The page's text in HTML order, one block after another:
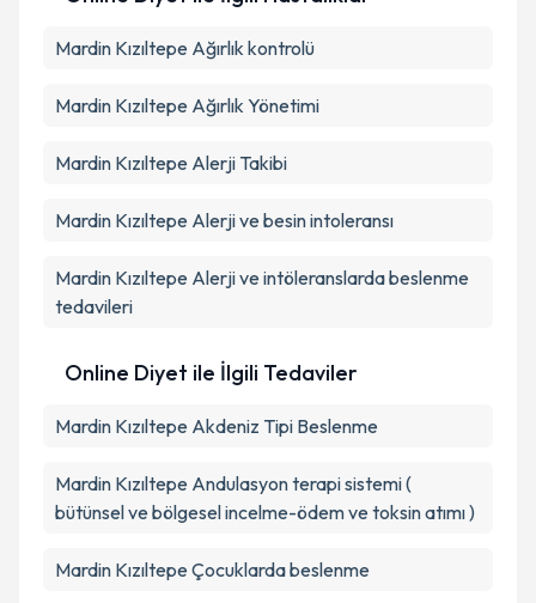
Mardin Kızıltepe Ağırlık kontrolü
Mardin Kızıltepe Ağırlık Yönetimi
Mardin Kızıltepe Alerji Takibi
Mardin Kızıltepe Alerji ve besin intoleransı
Mardin Kızıltepe Alerji ve intöleranslarda beslenme
tedavileri
Online Diyet ile İlgili Tedaviler
Mardin Kızıltepe Akdeniz Tipi Beslenme
Mardin Kızıltepe Andulasyon terapi sistemi (
bütünsel ve bölgesel incelme-ödem ve toksin atımı )
Mardin Kızıltepe Çocuklarda beslenme